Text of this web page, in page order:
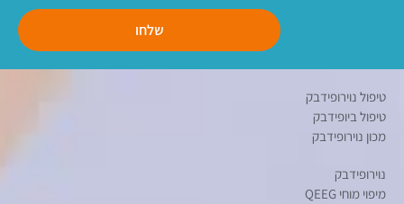
שלחו
טיפול נוירופידבק
טיפול ביופידבק
מכון נוירופידבק
נוירופידבק
מיפוי מוחי QEEG